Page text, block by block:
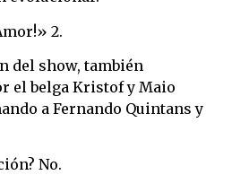
2.
del show, también
el belga Kristof y Maio
a Fernando Quintans y
No.